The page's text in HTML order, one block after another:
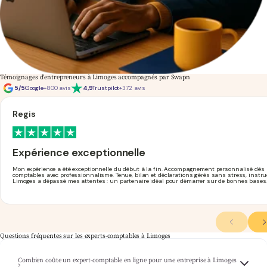
Témoignages d'entrepreneurs à Limoges accompagnés par Swapn
5/5Google+800 avis 4,9Trustpilot+372 avis
Regis
Expérience exceptionnelle
Mon expérience a été exceptionnelle du début à la fin. Accompagnement personnalisé
comptables avec professionnalisme. Tenue, bilan et déclarations gérés sans stress,
Limoges a dépassé mes attentes : un partenaire idéal pour démarrer sur de bonnes
Questions fréquentes sur les experts-comptables à Limoges
Combien coûte un expert-comptable en ligne pour une entreprise à Limoges
Chez Swapn, la comptabilité de votre entreprise limougeaude commenceexpert-